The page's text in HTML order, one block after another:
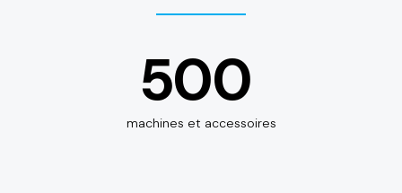
500
machines et accessoires